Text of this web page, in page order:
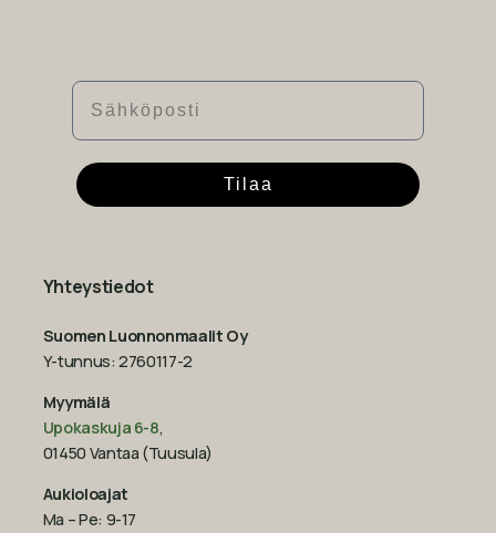
Sähköposti
Tilaa
Yhteystiedot
Suomen Luonnonmaalit Oy
Y-tunnus: 2760117-2
Myymälä
Upokaskuja 6-8,
01450 Vantaa (Tuusula)
Aukioloajat
Ma – Pe: 9-17